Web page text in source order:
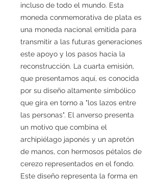
incluso de todo el mundo. Esta
moneda conmemorativa de plata es
una moneda nacional emitida para
transmitir a las futuras generaciones
este apoyo y los pasos hacia la
reconstrucción. La cuarta emisión,
que presentamos aquí, es conocida
por su diseño altamente simbólico
que gira en torno a "los lazos entre
las personas". El anverso presenta
un motivo que combina el
archipiélago japonés y un apretón
de manos, con hermosos pétalos de
cerezo representados en el fondo.
Este diseño representa la forma en